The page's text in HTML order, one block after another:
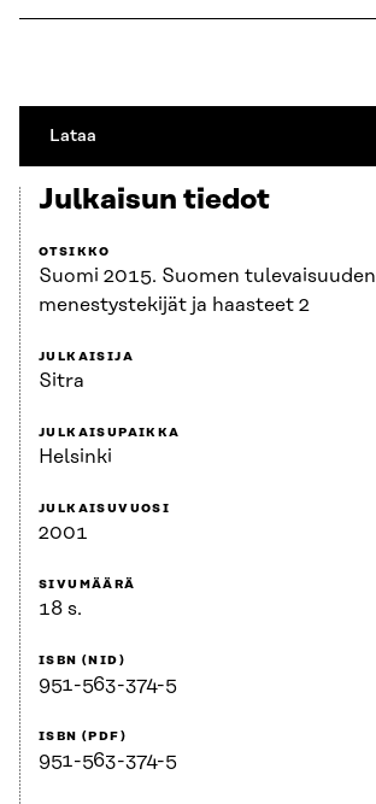
Lataa
Julkaisun tiedot
OTSIKKO
Suomi 2015. Suomen tulevaisuuden
menestystekijät ja haasteet 2
JULKAISIJA
Sitra
JULKAISUPAIKKA
Helsinki
JULKAISUVUOSI
2001
SIVUMÄÄRÄ
18 s.
ISBN (NID)
951-563-374-5
ISBN (PDF)
951-563-374-5